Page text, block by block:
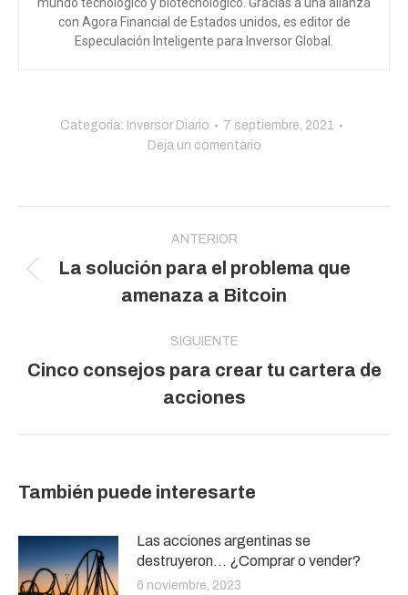
con Agora Financial de Estados unidos, es editor de
Especulación Inteligente para Inversor Global.
Categoría: Inversor Diario
7 septiembre, 2021
Deja un comentario
publicaciones
ANTERIOR
Publicación
anterior:
La solución para el problema que
amenaza a Bitcoin
SIGUIENTE
Publicación
siguiente:
Cinco consejos para crear tu cartera de
acciones
También puede interesarte
Las acciones argentinas se
destruyeron… ¿Comprar o vender?
6 noviembre, 2023